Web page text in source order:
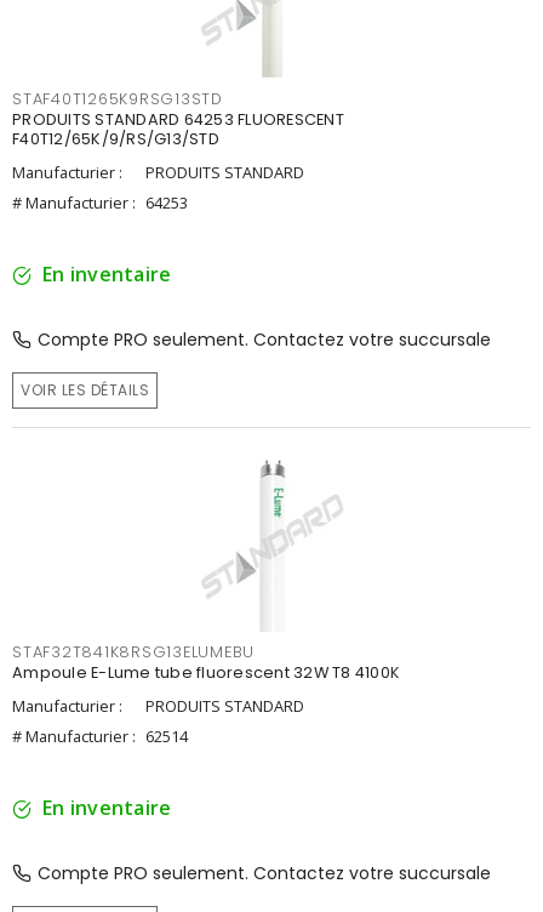
STAF40T1265K9RSG13STD
PRODUITS STANDARD 64253 FLUORESCENT
F40T12/65K/9/RS/G13/STD
Manufacturier :
PRODUITS STANDARD
# Manufacturier : 64253
En inventaire
Compte PRO seulement. Contactez votre succursale
VOIR LES DÉTAILS
STAF32T841K8RSG13ELUMEBU
Ampoule E-Lume tube fluorescent 32W T8 4100K
Manufacturier :
PRODUITS STANDARD
# Manufacturier : 62514
En inventaire
Compte PRO seulement. Contactez votre succursale